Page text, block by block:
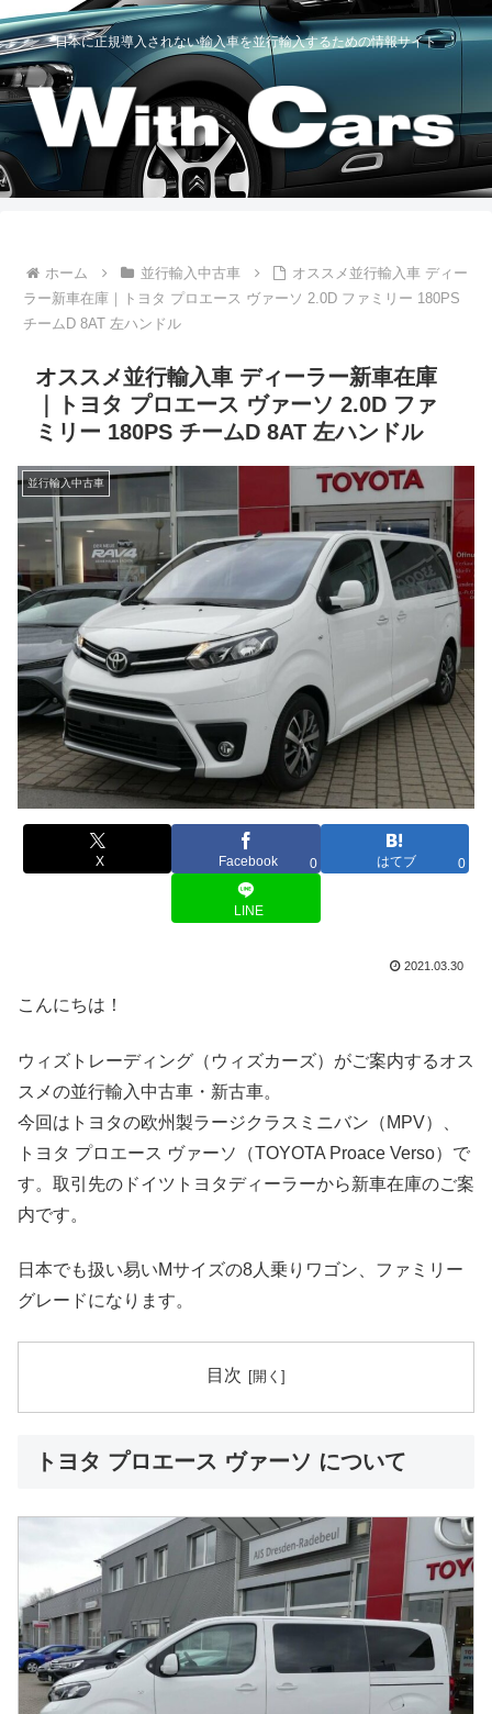
日本に正規導入されない輸入車を並行輸入するための情報サイト
ホーム 並行輸入中古車
オススメ並行輸入車 ディー
ラー新車在庫｜トヨタ プロエース ヴァーソ 2.0D ファミリー 180PS
チームD 8AT 左ハンドル
オススメ並行輸入車 ディーラー新車在庫
｜トヨタ プロエース ヴァーソ 2.0D ファ
ミリー 180PS チームD 8AT 左ハンドル
並行輸入中古車
X Facebook 0 はてブ 0
LINE
2021.03.30
こんにちは！
ウィズトレーディング（ウィズカーズ）がご案内するオス
スメの並行輸入中古車・新古車。
今回はトヨタの欧州製ラージクラスミニバン（MPV）、
トヨタ プロエース ヴァーソ（TOYOTA Proace Verso）で
す。取引先のドイツトヨタディーラーから新車在庫のご案
内です。
日本でも扱い易いMサイズの8人乗りワゴン、ファミリー
グレードになります。
目次
トヨタ プロエース ヴァーソ について